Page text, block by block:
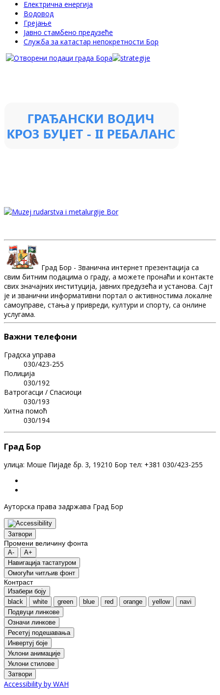
Електрична енергија
Водовод
Грејање
Јавно стамбено предузеће
Служба за катастар непокретности Бор
Град Бор - Званична интернет презентација са
свим битним подацима о граду, а можете пронаћи и контакте
свих значајних институција, јавних предузећа и установа. Сајт
је и званични информативни портал о активностима локалне
самоуправе, стања у привреди, култури и спорту, са онлине
услугама.
Важни телефони
Градска управа
030/423-255
Полиција
030/192
Ватрогасци / Спасиоци
030/193
Хитна помоћ
030/194
Град Бор
улица: Моше Пијаде бр. 3, 19210 Бор тел: +381 030/423-255
Ауторска права задржава Град Бор
Затвори
Промени величину фонта
A-
A+
Навигација тастатуром
Oмогући читљив фонт
Контраст
Изабери боју
black
white green blue red orange yellow
navi
Подвуци линкове
Означи линкове
Ресетуј подешавања
Инвертуј боје
Уклони анимације
Уклони стилове
Затвори
Accessibility by WAH